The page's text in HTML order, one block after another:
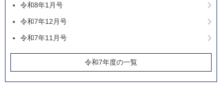
令和8年1月号
令和7年12月号
令和7年11月号
令和7年度の一覧